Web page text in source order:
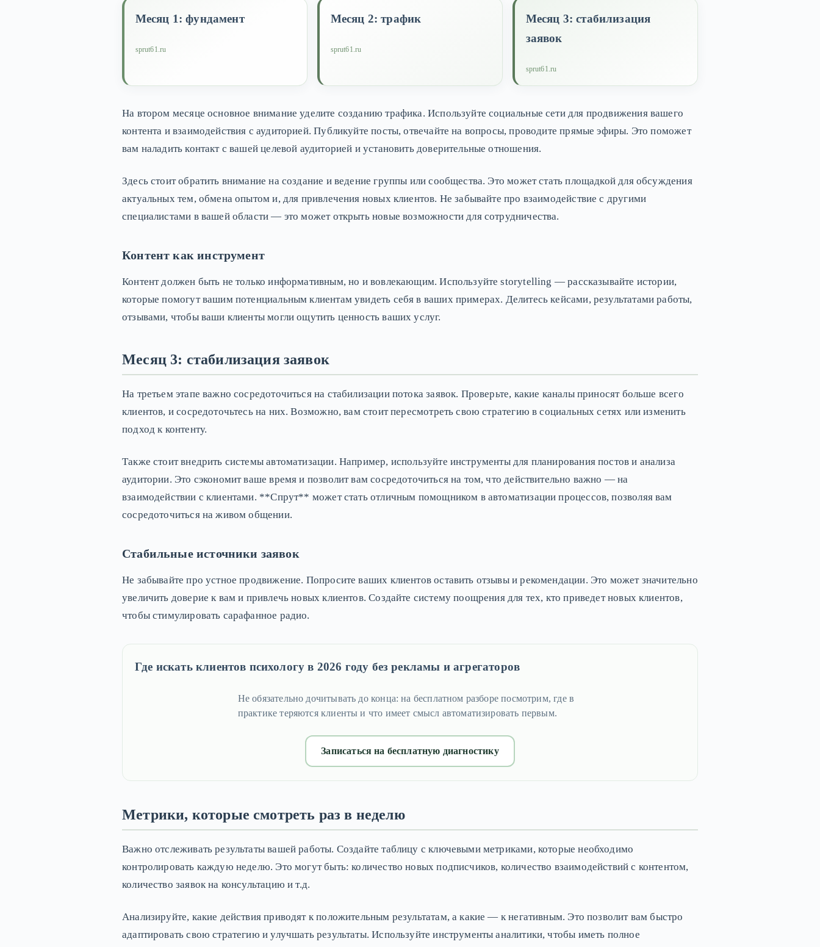
Месяц 1: фундамент
sprut61.ru
Месяц 2: трафик
sprut61.ru
Месяц 3: стабилизация
заявок
sprut61.ru
На втором месяце основное внимание уделите созданию трафика. Используйте социальные сети для продвижения вашего
контента и взаимодействия с аудиторией. Публикуйте посты, отвечайте на вопросы, проводите прямые эфиры. Это поможет
вам наладить контакт с вашей целевой аудиторией и установить доверительные отношения.
Здесь стоит обратить внимание на создание и ведение группы или сообщества. Это может стать площадкой для обсуждения
актуальных тем, обмена опытом и, для привлечения новых клиентов. Не забывайте про взаимодействие с другими
специалистами в вашей области — это может открыть новые возможности для сотрудничества.
Контент как инструмент
Контент должен быть не только информативным, но и вовлекающим. Используйте storytelling — рассказывайте истории,
которые помогут вашим потенциальным клиентам увидеть себя в ваших примерах. Делитесь кейсами, результатами работы,
отзывами, чтобы ваши клиенты могли ощутить ценность ваших услуг.
Месяц 3: стабилизация заявок
На третьем этапе важно сосредоточиться на стабилизации потока заявок. Проверьте, какие каналы приносят больше всего
клиентов, и сосредоточьтесь на них. Возможно, вам стоит пересмотреть свою стратегию в социальных сетях или изменить
подход к контенту.
Также стоит внедрить системы автоматизации. Например, используйте инструменты для планирования постов и анализа
аудитории. Это сэкономит ваше время и позволит вам сосредоточиться на том, что действительно важно — на
взаимодействии с клиентами. **Спрут** может стать отличным помощником в автоматизации процессов, позволяя вам
сосредоточиться на живом общении.
Стабильные источники заявок
Не забывайте про устное продвижение. Попросите ваших клиентов оставить отзывы и рекомендации. Это может значительно
увеличить доверие к вам и привлечь новых клиентов. Создайте систему поощрения для тех, кто приведет новых клиентов,
чтобы стимулировать сарафанное радио.
Где искать клиентов психологу в 2026 году без рекламы и агрегаторов
Не обязательно дочитывать до конца: на бесплатном разборе посмотрим, где в
практике теряются клиенты и что имеет смысл автоматизировать первым.
Записаться на бесплатную диагностику
Метрики, которые смотреть раз в неделю
Важно отслеживать результаты вашей работы. Создайте таблицу с ключевыми метриками, которые необходимо
контролировать каждую неделю. Это могут быть: количество новых подписчиков, количество взаимодействий с контентом,
количество заявок на консультацию и т.д.
Анализируйте, какие действия приводят к положительным результатам, а какие — к негативным. Это позволит вам быстро
адаптировать свою стратегию и улучшать результаты. Используйте инструменты аналитики, чтобы иметь полное